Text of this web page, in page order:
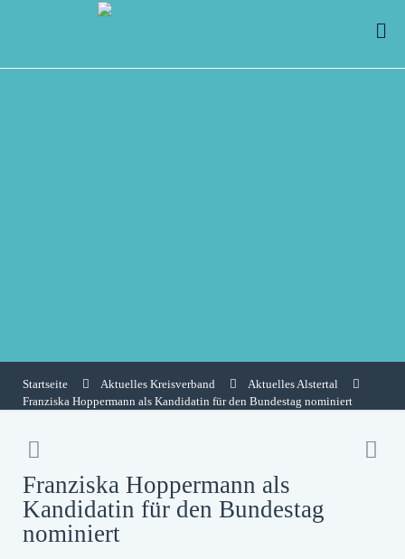
Startseite Aktuelles Kreisverband
Aktuelles Alstertal
Franziska Hoppermann als Kandidatin für den Bundestag nominiert
Franziska Hoppermann als
Kandidatin für den Bundestag
nominiert